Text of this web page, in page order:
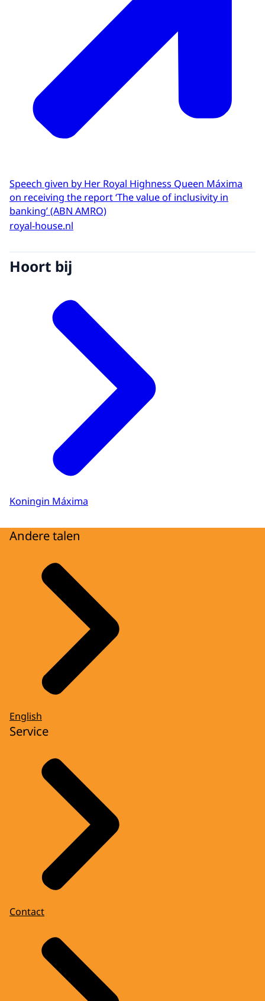
Speech given by Her Royal Highness Queen Máxima
on receiving the report ‘The value of inclusivity in
banking’ (ABN AMRO)
royal-house.nl
Hoort bij
Koningin Máxima
Andere talen
English
Service
Contact